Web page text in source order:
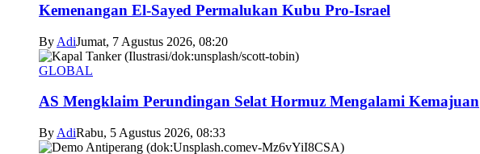
Kemenangan El-Sayed Permalukan Kubu Pro-Israel
By AdiJumat, 7 Agustus 2026, 08:20
GLOBAL
AS Mengklaim Perundingan Selat Hormuz Mengalami Kemajuan
By AdiRabu, 5 Agustus 2026, 08:33